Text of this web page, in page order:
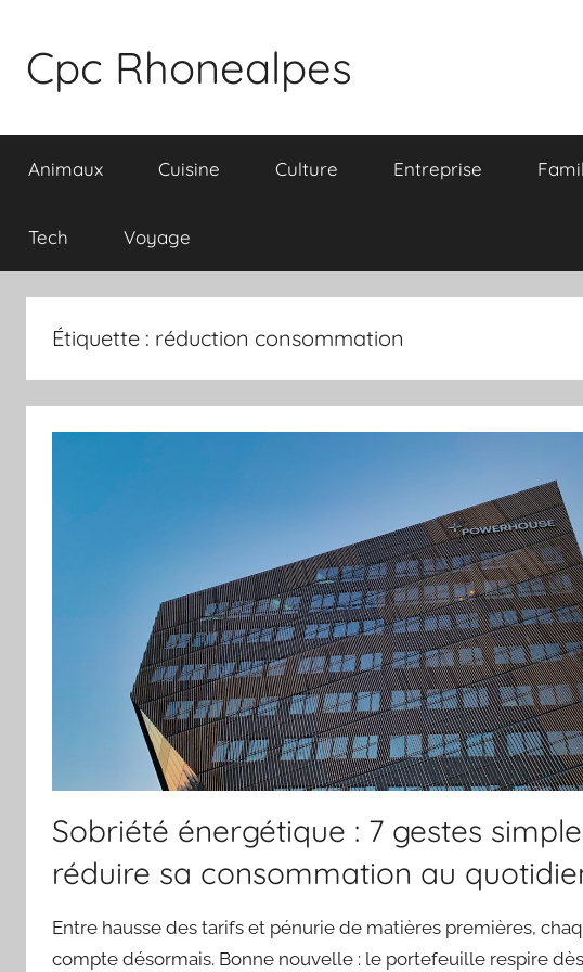
contenu
Cpc Rhonealpes
Animaux Cuisine Culture Entreprise
Tech Voyage
Étiquette : réduction consommation
Sobriété énergétique : 7 gestes
réduire sa consommation au
Entre hausse des tarifs et pénurie de matières premières,
compte désormais. Bonne nouvelle : le portefeuille respire dès